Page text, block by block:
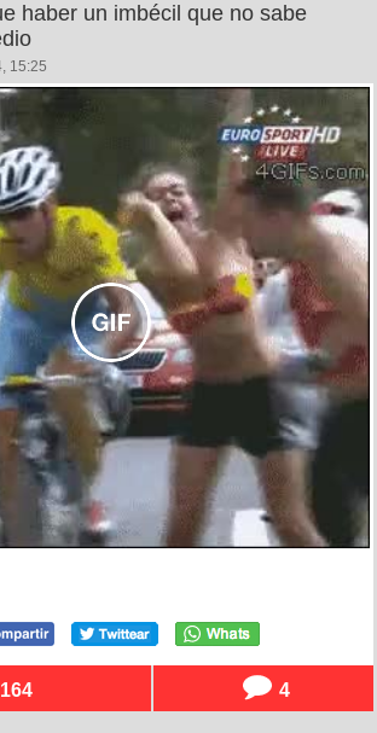
haber un imbécil que no sabe
15:25
164 4